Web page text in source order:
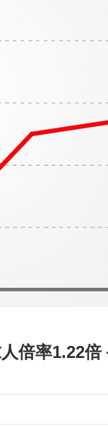
倍率1.22